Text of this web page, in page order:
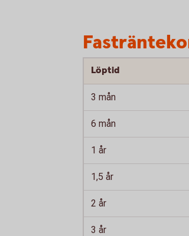
Löptid
3 mån
6 mån
1 år
1,5 år
2 år
3 år